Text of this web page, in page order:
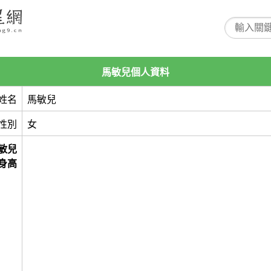
馬敏兒個人資料
名 馬敏兒
別 女
兒
高